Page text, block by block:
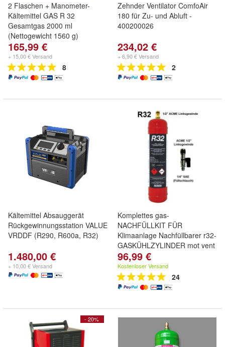
2 Flaschen + Manometer-
Kältemittel GAS R 32
Gesamtgas 2000 ml
(Nettogewicht 1560 g)
165,99 €
+ 15,00 € Versand
8
Zehnder Ventilator ComfoAir
180 für Zu- und Abluft -
400200026
234,02 €
+ 6,90 € Versand
2
Kältemittel Absauggerät
Rückgewinnungsstation VALUE
VRDDF (R290, R600a, R32)
1.480,00 €
+ 10,00 € Versand
Komplettes gas-
NACHFÜLLKIT FÜR
Klimaanlage Nachfüllbarer r32-
GASKÜHLZYLINDER mot vent
96,99 €
Kostenloser Versand
24
- 20%